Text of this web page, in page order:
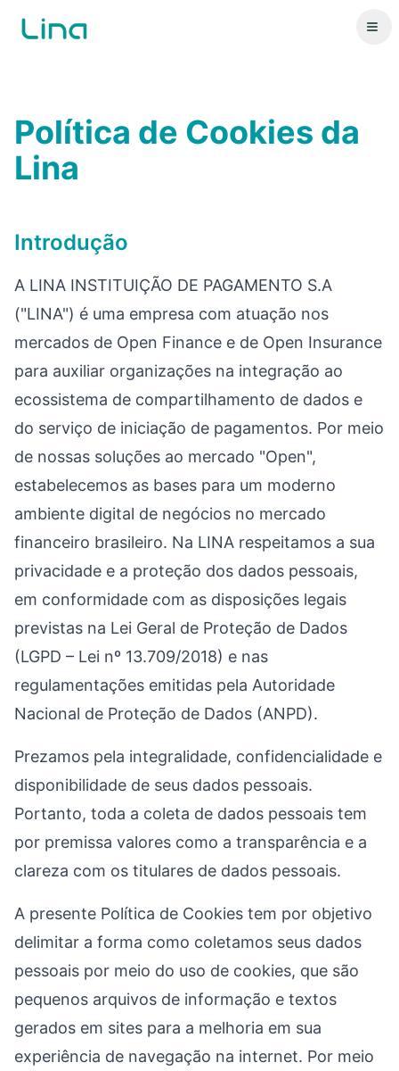
Política de Cookies da
Lina
Introdução
A LINA INSTITUIÇÃO DE PAGAMENTO S.A
("LINA") é uma empresa com atuação nos
mercados de Open Finance e de Open Insurance
para auxiliar organizações na integração ao
ecossistema de compartilhamento de dados e
do serviço de iniciação de pagamentos. Por meio
de nossas soluções ao mercado "Open",
estabelecemos as bases para um moderno
ambiente digital de negócios no mercado
financeiro brasileiro. Na LINA respeitamos a sua
privacidade e a proteção dos dados pessoais,
em conformidade com as disposições legais
previstas na Lei Geral de Proteção de Dados
(LGPD – Lei nº 13.709/2018) e nas
regulamentações emitidas pela Autoridade
Nacional de Proteção de Dados (ANPD).
Prezamos pela integralidade, confidencialidade e
disponibilidade de seus dados pessoais.
Portanto, toda a coleta de dados pessoais tem
por premissa valores como a transparência e a
clareza com os titulares de dados pessoais.
A presente Política de Cookies tem por objetivo
delimitar a forma como coletamos seus dados
pessoais por meio do uso de cookies, que são
pequenos arquivos de informação e textos
gerados em sites para a melhoria em sua
experiência de navegação na internet. Por meio